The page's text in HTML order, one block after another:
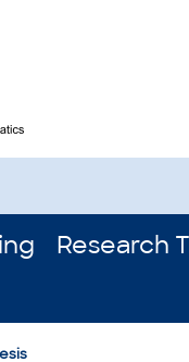
Research